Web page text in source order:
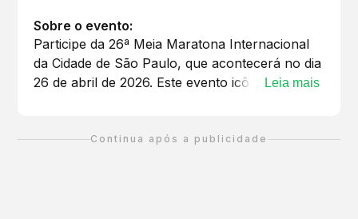
Sobre o evento:
Participe da 26ª Meia Maratona Internacional
da Cidade de São Paulo, que acontecerá no dia
26 de abril de 2026. Este evento icônico é uma
habilidade. Com distâncias de 5k, 15k e 21k, a
Leia mais
Continua após a publicidade